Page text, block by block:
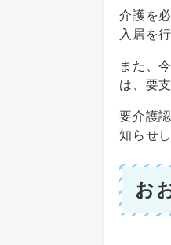
介護を
入居を
また、
は、要
要介護
知らせし
お